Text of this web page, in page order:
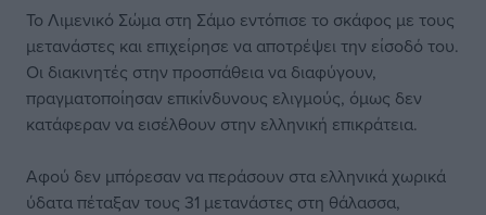
Το Λιμενικό Σώμα στη Σάμο εντόπισε το σκάφος με τους
μετανάστες και επιχείρησε να αποτρέψει την είσοδό του.
Οι διακινητές στην προσπάθεια να διαφύγουν,
πραγματοποίησαν επικίνδυνους ελιγμούς, όμως δεν
κατάφεραν να εισέλθουν στην ελληνική επικράτεια.
Αφού δεν μπόρεσαν να περάσουν στα ελληνικά χωρικά
ύδατα πέταξαν τους 31 μετανάστες στη θάλασσα,